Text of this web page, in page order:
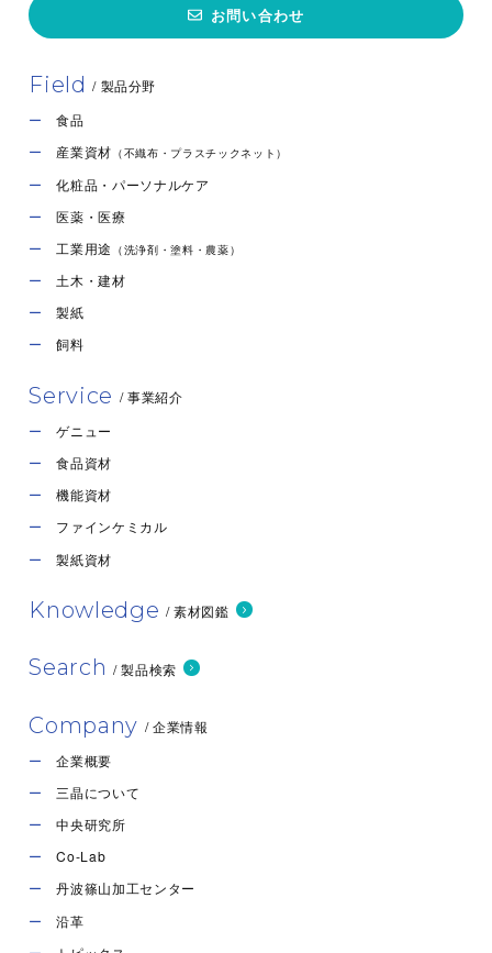
お問い合わせ
Field / 製品分野
食品
産業資材 （不織布・プラスチックネット）
化粧品・パーソナルケア
医薬・医療
工業用途 （洗浄剤・塗料・農薬）
土木・建材
製紙
飼料
Service / 事業紹介
ゲニュー
食品資材
機能資材
ファインケミカル
製紙資材
Knowledge / 素材図鑑
Search / 製品検索
Company / 企業情報
企業概要
三晶について
中央研究所
Co-Lab
丹波篠山加工センター
沿革